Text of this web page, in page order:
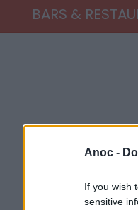
Anoc -
If you wish
sensitive
BARS &